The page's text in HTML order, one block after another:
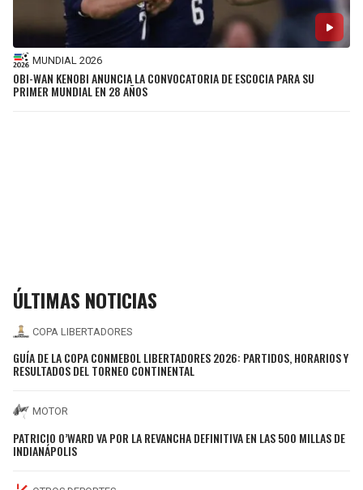
MUNDIAL 2026
OBI-WAN KENOBI ANUNCIA LA CONVOCATORIA DE ESCOCIA PARA SU
PRIMER MUNDIAL EN 28 AÑOS
ÚLTIMAS NOTICIAS
COPA LIBERTADORES
GUÍA DE LA COPA CONMEBOL LIBERTADORES 2026: PARTIDOS, HORARIOS Y
RESULTADOS DEL TORNEO CONTINENTAL
MOTOR
PATRICIO O’WARD VA POR LA REVANCHA DEFINITIVA EN LAS 500 MILLAS DE
INDIANÁPOLIS